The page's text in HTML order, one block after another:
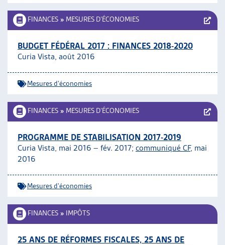
FINANCES » MESURES D’ÉCONOMIES
BUDGET FÉDÉRAL 2017 : FINANCES 2018-2020
Curia Vista, août 2016
Mesures d'économies
FINANCES » MESURES D’ÉCONOMIES
PROGRAMME DE STABILISATION 2017-2019
Curia Vista, mai 2016 – fév. 2017; communiqué CF, mai
2016
Mesures d'économies
FINANCES » IMPÔTS
25 ANS DE RÉFORMES FISCALES, 25 ANS DE